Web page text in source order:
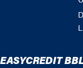
EASYCREDIT